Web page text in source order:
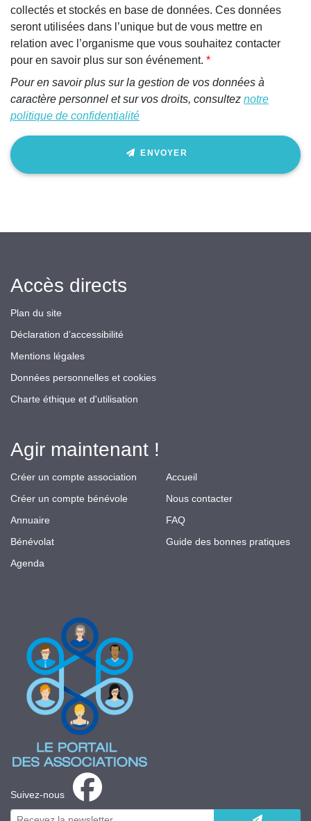
collectés et stockés en base de données. Ces données
seront utilisées dans l’unique but de vous mettre en
relation avec l’organisme que vous souhaitez contacter
pour en savoir plus sur son événement.
Pour en savoir plus sur la gestion de vos données à
caractère personnel et sur vos droits, consultez notre
politique de confidentialité
ENVOYER
Suivez-nous
Accès directs
Plan du site
Déclaration d’accessibilité
Mentions légales
Données personnelles et cookies
Charte éthique et d'utilisation
Agir maintenant !
Créer un compte association
Créer un compte bénévole
Annuaire
Bénévolat
Agenda
Accueil
Nous contacter
FAQ
Guide des bonnes pratiques